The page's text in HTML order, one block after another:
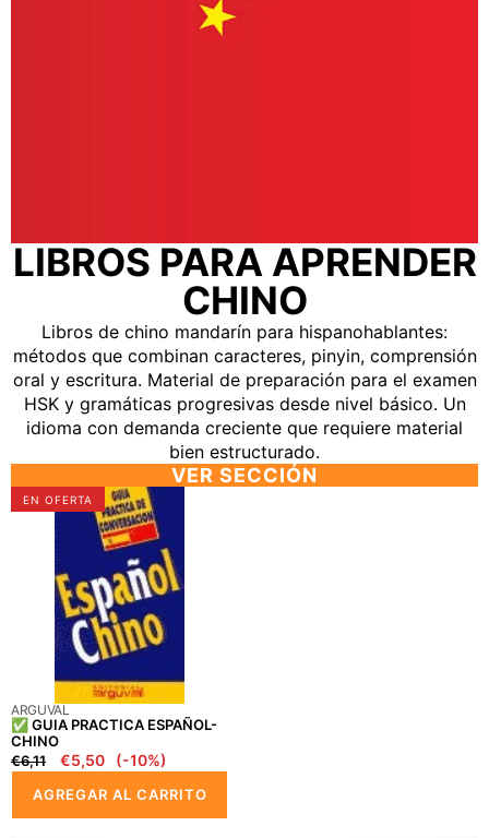
LIBROS PARA APRENDER
CHINO
Libros de chino mandarín para hispanohablantes:
métodos que combinan caracteres, pinyin, comprensión
oral y escritura. Material de preparación para el examen
HSK y gramáticas progresivas desde nivel básico. Un
idioma con demanda creciente que requiere material
bien estructurado.
VER SECCIÓN
✅
PRACTICA
ESPAÑOL-
CHINO
EN OFERTA
PROVEEDOR:
ARGUVAL
✅ GUIA PRACTICA ESPAÑOL-
CHINO
Precio
€6,11
Precio
oferta
€5,50 (-10%)
AGREGAR AL CARRITO